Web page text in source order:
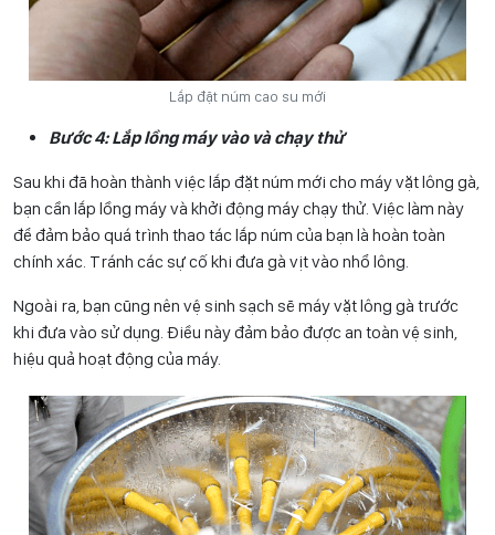
Lắp đặt núm cao su mới
Bước 4: Lắp lồng máy vào và chạy thử
Sau khi đã hoàn thành việc lắp đặt núm mới cho máy vặt lông gà,
bạn cần lắp lồng máy và khởi động máy chạy thử. Việc làm này
để đảm bảo quá trình thao tác lắp núm của bạn là hoàn toàn
chính xác. Tránh các sự cố khi đưa gà vịt vào nhổ lông.
Ngoài ra, bạn cũng nên vệ sinh sạch sẽ máy vặt lông gà trước
khi đưa vào sử dụng. Điều này đảm bảo được an toàn vệ sinh,
hiệu quả hoạt động của máy.